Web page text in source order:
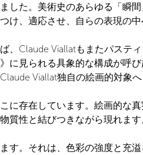
した。美術史のあらゆる「
、適応させ、自らの表現の中
Claude Viallatもまたパステ
見られる具象的な構成が呼
Viallat独自の絵画的対象へ
存在しています。絵画的な
性と結びつきながら現れま
。それは、色彩の強度と充